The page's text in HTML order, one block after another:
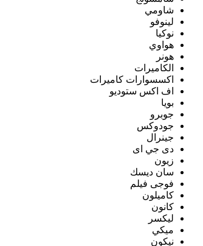
شاومي
لينوفو
نوكيا
هواوي
هونر
الكاميرات
اكسسوارات كاميرات
اف اكس ستوديو
بويا
جوبرو
جودوكس
جينرال
دى جي اى
زيون
سان ديسك
فوجى فيلم
كاميلون
كانون
ليكسر
ميكي
نيكون